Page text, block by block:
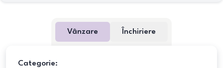
Vânzare Închiriere
Categorie: